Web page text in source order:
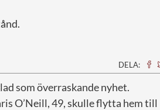
DELA:
som överraskande nyhet.
O’Neill, 49, skulle flytta hem till